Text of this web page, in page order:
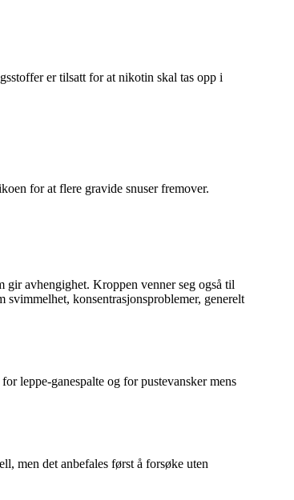
er tilsatt for at nikotin skal tas opp i
for at flere gravide snuser fremover.
avhengighet. Kroppen venner seg også til
konsentrasjonsproblemer, generelt
leppe-ganespalte og for pustevansker mens
men det anbefales først å forsøke uten